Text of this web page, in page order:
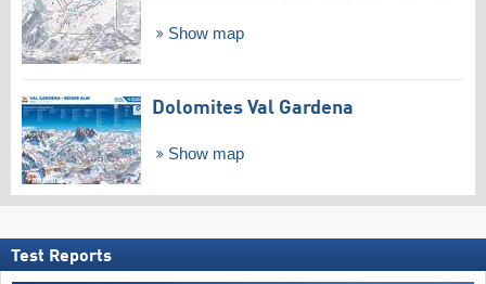
Show map
Dolomites Val Gardena
Show map
Test Reports